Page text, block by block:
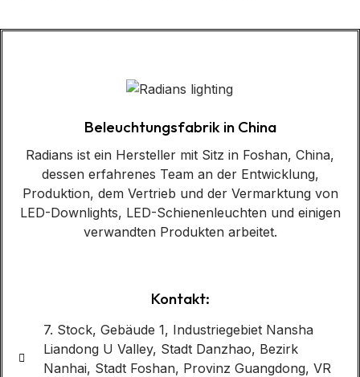
Beleuchtungsfabrik in China
Radians ist ein Hersteller mit Sitz in Foshan, China,
dessen erfahrenes Team an der Entwicklung,
Produktion, dem Vertrieb und der Vermarktung von
LED-Downlights, LED-Schienenleuchten und einigen
verwandten Produkten arbeitet.
Kontakt:
7. Stock, Gebäude 1, Industriegebiet Nansha
Liandong U Valley, Stadt Danzhao, Bezirk
Nanhai, Stadt Foshan, Provinz Guangdong, VR